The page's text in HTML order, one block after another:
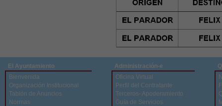
El Ayuntamiento
Bienvenida
Organización Institucional
Tablón de Anuncios
Normas
Administración-e
Oficina Virtual
Perfil del Contratante
Terceros- Apoderamiento
Guía de Servicios